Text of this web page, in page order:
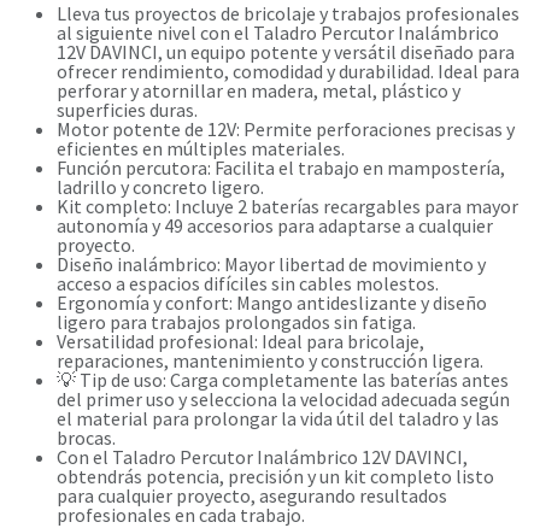
Lleva tus proyectos de bricolaje y trabajos profesionales
al siguiente nivel con el Taladro Percutor Inalámbrico
12V DAVINCI, un equipo potente y versátil diseñado para
ofrecer rendimiento, comodidad y durabilidad. Ideal para
perforar y atornillar en madera, metal, plástico y
superficies duras.
Motor potente de 12V: Permite perforaciones precisas y
eficientes en múltiples materiales.
Función percutora: Facilita el trabajo en mampostería,
ladrillo y concreto ligero.
Kit completo: Incluye 2 baterías recargables para mayor
autonomía y 49 accesorios para adaptarse a cualquier
proyecto.
Diseño inalámbrico: Mayor libertad de movimiento y
acceso a espacios difíciles sin cables molestos.
Ergonomía y confort: Mango antideslizante y diseño
ligero para trabajos prolongados sin fatiga.
Versatilidad profesional: Ideal para bricolaje,
reparaciones, mantenimiento y construcción ligera.
💡 Tip de uso: Carga completamente las baterías antes
del primer uso y selecciona la velocidad adecuada según
el material para prolongar la vida útil del taladro y las
brocas.
Con el Taladro Percutor Inalámbrico 12V DAVINCI,
obtendrás potencia, precisión y un kit completo listo
para cualquier proyecto, asegurando resultados
profesionales en cada trabajo.